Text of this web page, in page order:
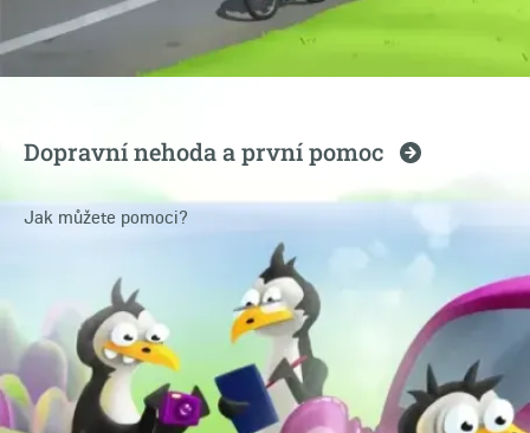
Dopravní nehoda a prvnípomoc
Jak můžete pomoci?